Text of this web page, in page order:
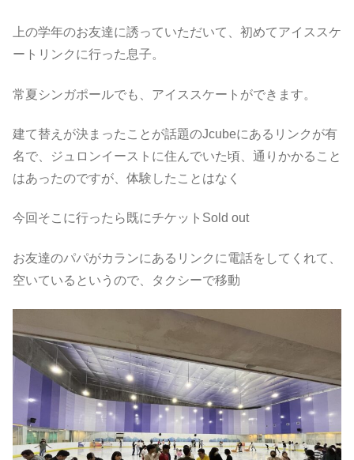
上の学年のお友達に誘っていただいて、初めてアイススケ
ートリンクに行った息子。
常夏シンガポールでも、アイススケートができます。
建て替えが決まったことが話題のJcubeにあるリンクが有
名で、ジュロンイーストに住んでいた頃、通りかかること
はあったのですが、体験したことはなく
今回そこに行ったら既にチケットSold out
お友達のパパがカランにあるリンクに電話をしてくれて、
空いているというので、タクシーで移動